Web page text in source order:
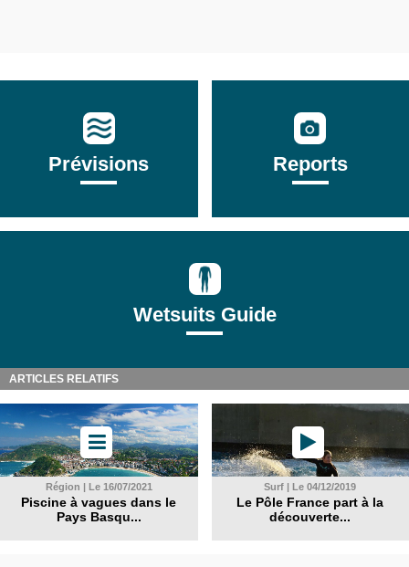
Prévisions Reports
Wetsuits Guide
ARTICLES RELATIFS
Région | Le 16/07/2021
Piscine à vagues dans le
Pays Basqu...
Surf | Le 04/12/2019
Le Pôle France part à la
découverte...